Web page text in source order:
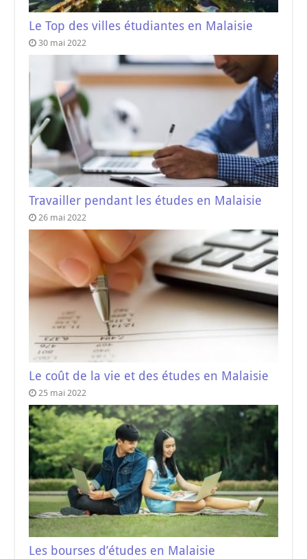
Le Top des villes étudiantes en Malaisie
30 mai 2022
Travailler pendant les études en Malaisie
26 mai 2022
Le coût de la vie et des études en Malaisie
25 mai 2022
Les bourses d’études en Malaisie